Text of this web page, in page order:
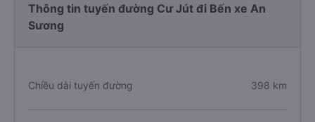
Thông tin tuyến đường Cư Jút đi Bến xe An
Sương
Chiều dài tuyến đường 398 km